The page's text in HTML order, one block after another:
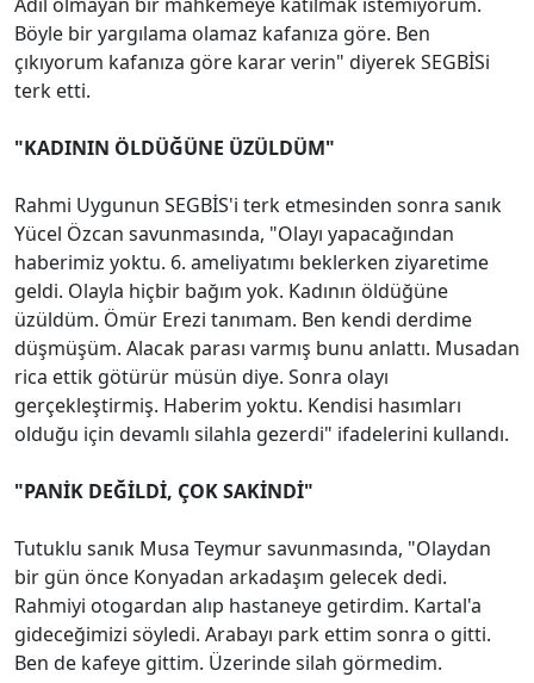
Böyle bir yargılama olamaz kafanıza göre. Ben
çıkıyorum kafanıza göre karar verin" diyerek SEGBİSi
terk etti.
"KADININ ÖLDÜĞÜNE ÜZÜLDÜM"
Rahmi Uygunun SEGBİS'i terk etmesinden sonra sanık
Yücel Özcan savunmasında, "Olayı yapacağından
haberimiz yoktu. 6. ameliyatımı beklerken ziyaretime
geldi. Olayla hiçbir bağım yok. Kadının öldüğüne
üzüldüm. Ömür Erezi tanımam. Ben kendi derdime
düşmüşüm. Alacak parası varmış bunu anlattı. Musadan
rica ettik götürür müsün diye. Sonra olayı
gerçekleştirmiş. Haberim yoktu. Kendisi hasımları
olduğu için devamlı silahla gezerdi" ifadelerini kullandı.
"PANİK DEĞİLDİ, ÇOK SAKİNDİ"
Tutuklu sanık Musa Teymur savunmasında, "Olaydan
bir gün önce Konyadan arkadaşım gelecek dedi.
Rahmiyi otogardan alıp hastaneye getirdim. Kartal'a
gideceğimizi söyledi. Arabayı park ettim sonra o gitti.
Ben de kafeye gittim. Üzerinde silah görmedim.